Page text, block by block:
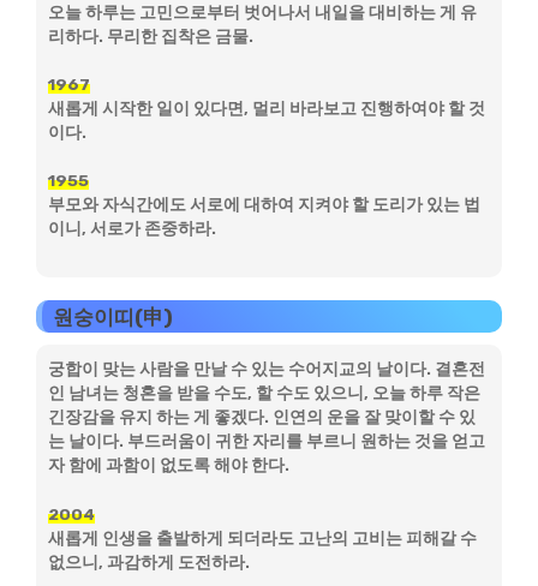
오늘 하루는 고민으로부터 벗어나서 내일을 대비하는 게 유
리하다. 무리한 집착은 금물.
1967
새롭게 시작한 일이 있다면, 멀리 바라보고 진행하여야 할 것
이다.
1955
부모와 자식간에도 서로에 대하여 지켜야 할 도리가 있는 법
이니, 서로가 존중하라.
원숭이띠(申)
궁합이 맞는 사람을 만날 수 있는 수어지교의 날이다. 결혼전
인 남녀는 청혼을 받을 수도, 할 수도 있으니, 오늘 하루 작은
긴장감을 유지 하는 게 좋겠다. 인연의 운을 잘 맞이할 수 있
는 날이다. 부드러움이 귀한 자리를 부르니 원하는 것을 얻고
자 함에 과함이 없도록 해야 한다.
2004
새롭게 인생을 출발하게 되더라도 고난의 고비는 피해갈 수
없으니, 과감하게 도전하라.